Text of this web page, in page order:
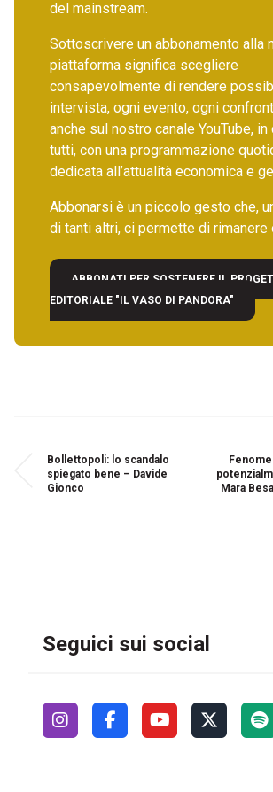
del mainstream.
Sottoscrivere un abbonamento alla
piattaforma significa scegliere
consapevolmente di rendere
intervista, ogni evento, ogni
anche sul nostro canale YouTube, in
tutti, con una programmazione
dedicata all’attualità economica e
Abbonarsi è un piccolo gesto che,
di tanti altri, ci permette di rimanere
ABBONATI PER SOSTENERE IL
EDITORIALE "IL VASO DI PANDORA"
Bollettopoli: lo scandalo
spiegato bene – Davide
Gionco
Mara
Seguici sui social